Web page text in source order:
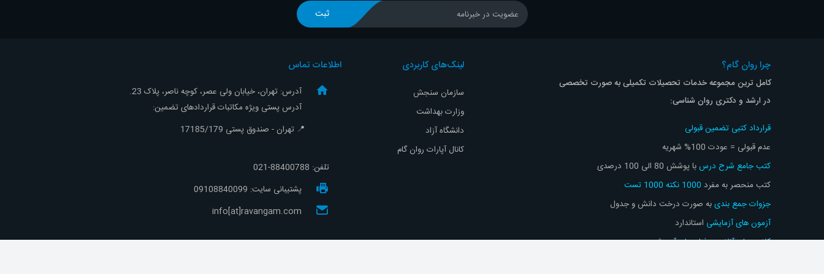
عضویت در خبرنامه ثبت
چرا روان گام؟
کامل ترین مجموعه خدمات تحصیلات تکمیلی به صورت تخصصی
در ارشد و دکتری روان شناسی:
قرارداد کتبی تضمین قبولی
عدم قبولی = عودت 100% شهریه
کتب جامع شرح درسبا پوشش 80 الی 100 درصدی
کتب منحصر به مفرد 1000 نکته 1000 تست
جزوات جمع بندیبه صورت درخت دانش و جدول
آزمون های آزمایشی استاندارد
کلاس های آنلاینوفیلم های آموزشی
لینک‌های کاربردی
سازمان سنجش
وزارت بهداشت
دانشگاه آزاد
کانال آپارات روان گام
اطلاعات تماس
آدرس: تهران، خیابان ولی عصر، کوچه ناصر، پلاک 23.
آدرس پستی ویژه مکاتبات قراردادهای تضمین:
📍 تهران - صندوق پستی 17185/179
تلفن: 88400788-021
پشتیبانی سایت: 09108840099
info[at]ravangam.com